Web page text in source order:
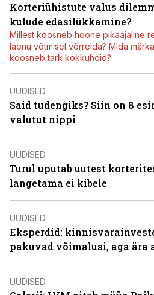
Korteriühistute valus
kulude edasilükkamine?
Millest koosneb hoone pikaajaline
laenu võtmisel võrrelda? Mida
koosneb tark kokkuhoid?
UUDISED
Said tudengiks? Siin on 8
valutut nippi
UUDISED
Turul uputab uutest
langetama ei kibele
UUDISED
Eksperdid:
pakuvad võimalusi, aga ära
UUDISED